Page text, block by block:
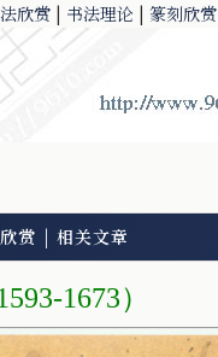
欣赏 | 书法理论 | 篆刻欣赏
赏 | 相关文章
1673）